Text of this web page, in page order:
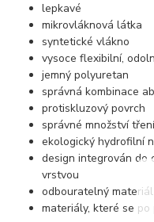
lepkavé
mikrovláknová látka
syntetické vlákno
vysoce flexibilní,
jemný polyuretan
správná kombinace
protiskluzový povrch
správné množství
ekologický hydrofilní
design integrován do
vrstvou
odbouratelný materiál
materiály, které se